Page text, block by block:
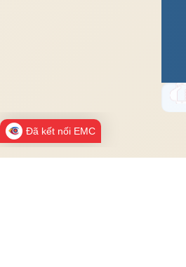
Đã kết nối EMC